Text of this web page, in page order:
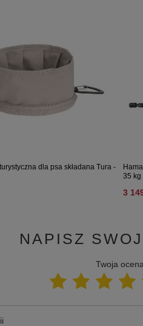
dla psa składana Tura -
35 kg
3
NAPISZ
Twoja